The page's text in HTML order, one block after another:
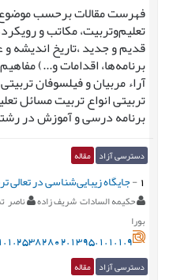
فهرست مقالات برحسب موضوع
‌تعلیم‌وتربیت، مکاتب و
قدیم و جدید ،تاریخ اندیشه
برنامه‌ها، اقدامات و...)
آراء مربیان و فیلسوفان
تربیتی انواع تربیت مسائل
برنامه درسی و آموزش در
دسترسی آزاد مقاله
-جایگاه زیبایی‌شناسی در تعالی
حکیمه السادات شریف زاده ناصر
بورا
دسترسی آزاد مقاله